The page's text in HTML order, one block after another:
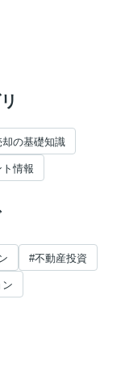
却の基礎知識
情報
#不動産投資